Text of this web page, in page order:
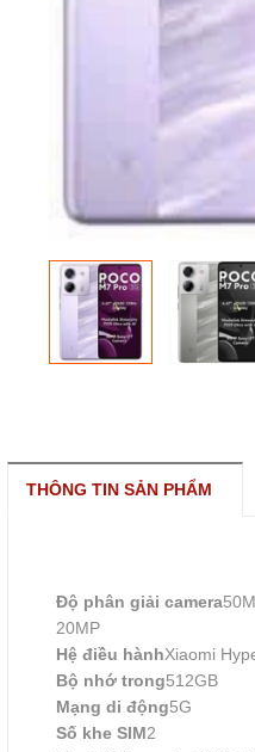
THÔNG TIN SẢN PHẨM
Độ phân giải camera
20MP
Hệ điều hànhXiaomi
Bộ nhớ trong512GB
Mạng di động5G
Số khe SIM2